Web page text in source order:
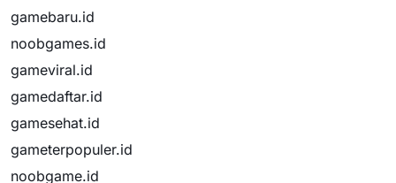
gamebaru.id
noobgames.id
gameviral.id
gamedaftar.id
gamesehat.id
gameterpopuler.id
noobgame.id